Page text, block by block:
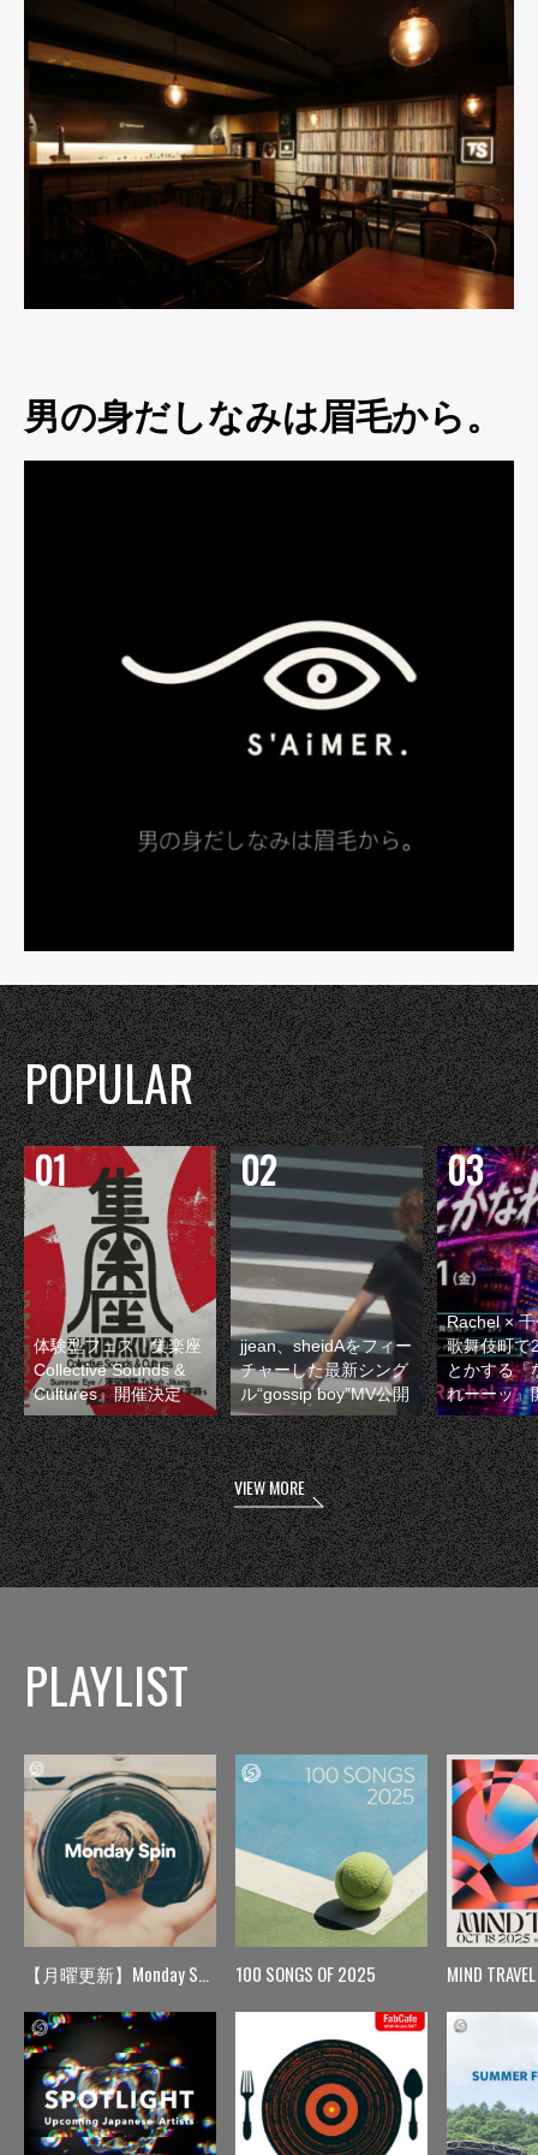
男の身だしなみは眉毛から。
POPULAR
体験型フェス『集楽座
Collective Sounds &
Cultures』開催決定
jjean、sheidAをフィー
チャーした最新シング
ル“gossip boy”MV公開
Rachel ×
歌舞伎町で
とかする『
れーーッ』
VIEW MORE
PLAYLIST
【月曜更新】Monday Spin 100 SONGS OF 2025 MIND TRAVEL